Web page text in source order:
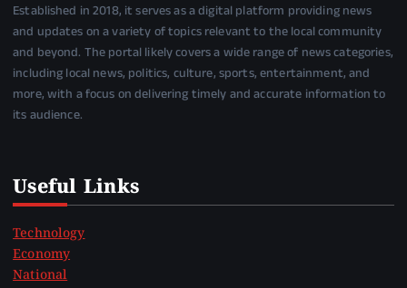
Established in 2018, it serves as a digital platform providing news
and updates on a variety of topics relevant to the local community
and beyond. The portal likely covers a wide range of news categories,
including local news, politics, culture, sports, entertainment, and
more, with a focus on delivering timely and accurate information to
its audience.
Useful Links
Technology
Economy
National